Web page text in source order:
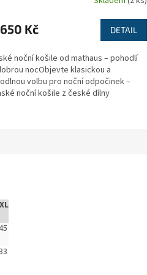
650 Kč DETAIL
noční košile od mathaus – pohodlí
nocObjevte klasickou a
volbu pro noční odpočinek –
noční košile z české dílny